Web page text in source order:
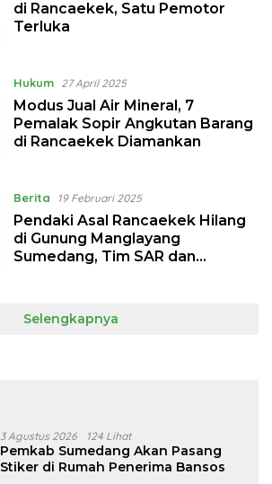
di Rancaekek, Satu Pemotor
Terluka
Hukum 27 April 2025
Modus Jual Air Mineral, 7
Pemalak Sopir Angkutan Barang
di Rancaekek Diamankan
Berita 19 Februari 2025
Pendaki Asal Rancaekek Hilang
di Gunung Manglayang
Sumedang, Tim SAR dan
Selengkapnya
3 Agustus 2026 124 Lihat
Pemkab Sumedang Akan Pasang
Stiker di Rumah Penerima Bansos